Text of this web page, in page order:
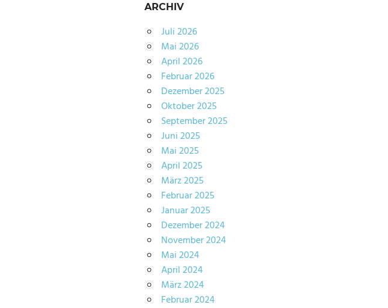
ARCHIV
Juli 2026
Mai 2026
April 2026
Februar 2026
Dezember 2025
Oktober 2025
September 2025
Juni 2025
Mai 2025
April 2025
März 2025
Februar 2025
Januar 2025
Dezember 2024
November 2024
Mai 2024
April 2024
März 2024
Februar 2024